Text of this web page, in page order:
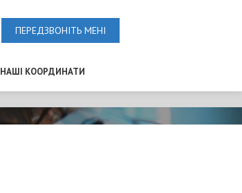
ПЕРЕДЗВОНІТЬ МЕНІ
НАШІ КООРДИНАТИ